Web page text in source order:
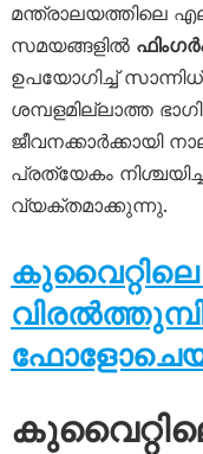
മന്ത്രാലയത്തിലെ
സമയങ്ങളിൽ
ഉപയോഗിച്ച്
ശമ്പളമില്ലാത്ത
ജീവനക്കാർക്കായി
പ്രത്യേകം
വ്യക്തമാക്കുന്നു.